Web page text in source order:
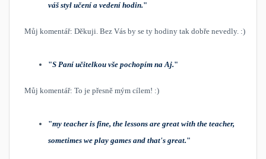
váš styl učení a vedení hodin.​"
Můj komentář: Děkuji. Bez Vás by se ty hodiny tak dobře nevedly. :)
"S Paní učitelkou vše pochopím na Aj​."
Můj komentář: To je přesně mým cílem! :)
"my teacher is fine, the lessons are great with the teacher,
sometimes we play games and that's great."